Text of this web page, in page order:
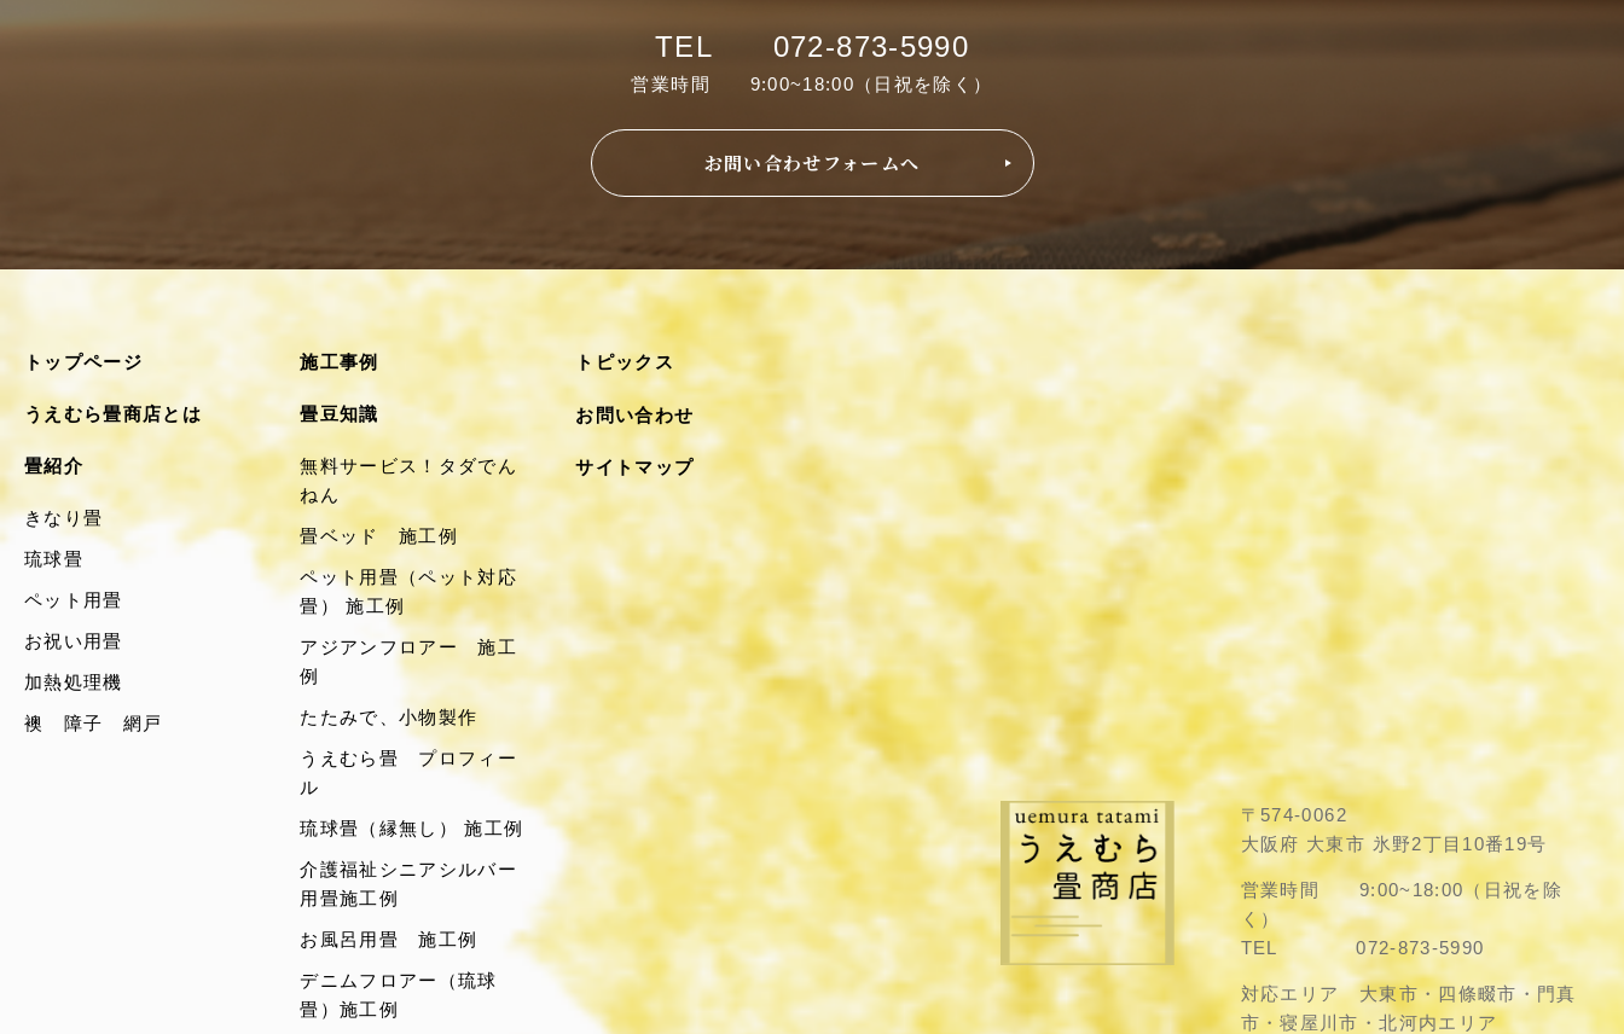
TEL 072-873-5990
営業時間 9:00~18:00（日祝を除く）
お問い合わせフォームへ
トップページ
うえむら畳商店とは
畳紹介
きなり畳
琉球畳
ペット用畳
お祝い用畳
加熱処理機
襖 障子 網戸
施工事例
畳豆知識
無料サービス！タダでん
ねん
畳ベッド 施工例
ペット用畳（ペット対応
畳） 施工例
アジアンフロアー 施工
例
たたみで、小物製作
うえむら畳 プロフィー
ル
琉球畳（縁無し） 施工例
介護福祉シニアシルバー
用畳施工例
お風呂用畳 施工例
デニムフロアー（琉球
畳）施工例
トピックス
お問い合わせ
サイトマップ
〒574-0062
大阪府 大東市 氷野2丁目10番19号
営業時間 9:00~18:00（日祝を除
く）
TEL 072-873-5990
対応エリア 大東市・四條畷市・門真
市・寝屋川市・北河内エリア